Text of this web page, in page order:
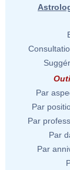
Par
Par
Par
Par
Par